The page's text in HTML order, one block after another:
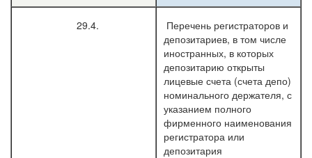
29.4.
Перечень регистраторов и
депозитариев, в том числе
иностранных, в которых
депозитарию открыты
лицевые счета (счета депо)
номинального держателя, с
указанием полного
фирменного наименования
регистратора или
депозитария